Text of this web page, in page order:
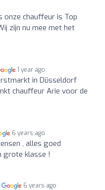
onze chauffeur is Top
zijn nu mee met het
1 year ago
in Düsseldorf
chauffeur Arie voor de
6 years ago
, alles goed
grote klasse !
6 years ago